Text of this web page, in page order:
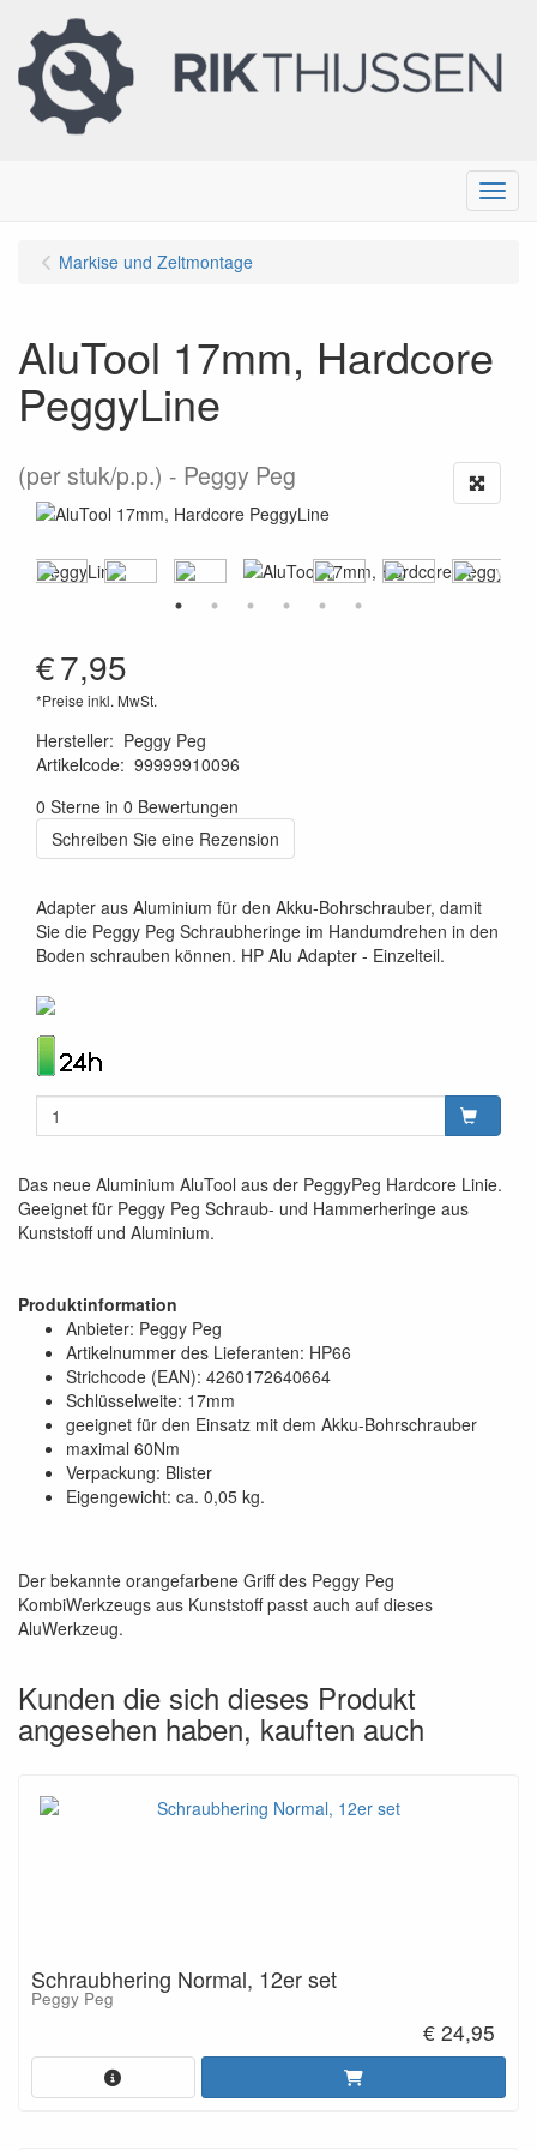
Menu
Markise und Zeltmontage
AluTool 17mm, Hardcore
PeggyLine
(per stuk/p.p.) Peggy Peg
€7,95
*Preise inkl. MwSt.
Hersteller: Peggy Peg
Artikelcode: 99999910096
0 Sterne in 0 Bewertungen
Schreiben Sie eine Rezension
Adapter aus Aluminium für den Akku-Bohrschrauber, damit
Sie die Peggy Peg Schraubheringe im Handumdrehen in den
Boden schrauben können. HP Alu Adapter - Einzelteil.
Das neue Aluminium AluTool aus der PeggyPeg Hardcore Linie.
Geeignet für Peggy Peg Schraub- und Hammerheringe aus
Kunststoff und Aluminium.
Produktinformation
Anbieter: Peggy Peg
Artikelnummer des Lieferanten: HP66
Strichcode (EAN): 4260172640664
Schlüsselweite: 17mm
geeignet für den Einsatz mit dem Akku-Bohrschrauber
maximal 60Nm
Verpackung: Blister
Eigengewicht: ca. 0,05 kg.
Der bekannte orangefarbene Griff des Peggy Peg
KombiWerkzeugs aus Kunststoff passt auch auf dieses
AluWerkzeug.
Kunden die sich dieses Produkt
angesehen haben, kauften auch
Schraubhering Normal, 12er set
Peggy Peg
€ 24,95